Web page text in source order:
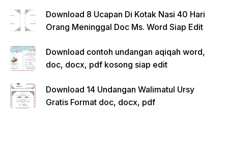
Download 8 Ucapan Di Kotak Nasi 40 Hari
Orang Meninggal Doc Ms. Word Siap Edit
Download contoh undangan aqiqah word,
doc, docx, pdf kosong siap edit
Download 14 Undangan Walimatul Ursy
Gratis Format doc, docx, pdf